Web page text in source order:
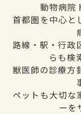
動物病院
首都圏を中心と
路線・駅・行政
らも検
獣医師の診療方
ペットも大切な
ーを